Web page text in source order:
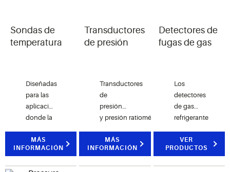
Sondas de
temperatura
Diseñadas
para las
aplicaciones
donde la
precisión
y el
MÁS
INFORMACIÓN
Transductores
de presión
Transductores
de
presión
y presión ratiométrica
aplicaciones
HVAC
MÁS
INFORMACIÓN
Detectores de
fugas de gas
Los
detectores
de gas
refrigerante
fugas de
gas en
VER
PRODUCTOS